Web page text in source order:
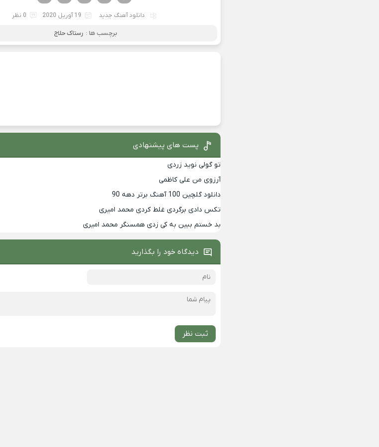
دانلود آهنگ جدید 19 آوریل 2020 0 نظر
برچسب ها : رستاک حلاج
پست های پیشنهادی
تو گولی نوید زردی
آرزوی من علی کاظمی
دانلود گلچین 100 آهنگ برتر دهه 90
تکس دادی برگردی غلط کردی محمد امیری
بد خستم ببین به کی زدی همسنگر محمد امیری
دیدگاه خود را بگذارید
ثبت نظر